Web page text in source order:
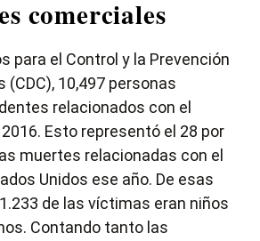
comerciales
para el Control y la Prevención
(CDC), 10,497 personas
relacionados con el
Esto representó el 28 por
muertes relacionadas con el
Unidos ese año. De esas
de las víctimas eran niños
Contando tanto las